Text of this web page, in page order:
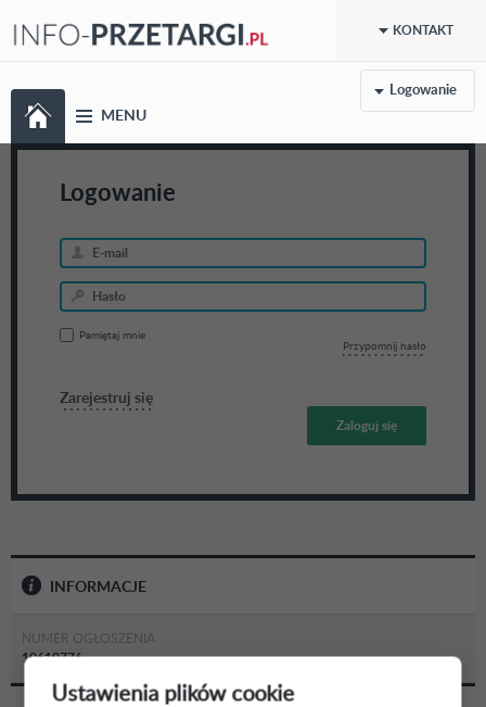
KONTAKT
MENU
Logowanie
Ustawienia plików cookie
Logowanie
Pamiętaj mnie
Przypomnij hasło
Zarejestruj się
INFORMACJE
NUMER OGŁOSZENIA
10610776